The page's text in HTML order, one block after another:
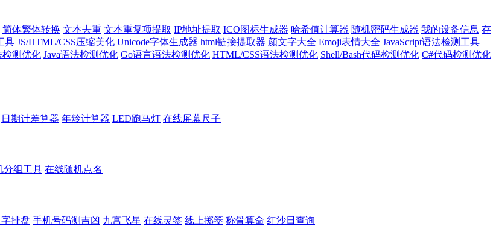
简体繁体转换 文本去重 文本重复项提取 IP地址提取 ICO图标生成器 哈希值计算器 随机密码生成器 我的设备信息 存
具 JS/HTML/CSS压缩美化 Unicode字体生成器 html链接提取器 颜文字大全 Emoji表情大全 JavaScript语法检测工具
检测优化 Java语法检测优化 Go语言语法检测优化 HTML/CSS语法检测优化 Shell/Bash代码检测优化 C#代码检测优化
日期计差算器 年龄计算器 LED跑马灯 在线屏幕尺子
分组工具 在线随机点名
字排盘 手机号码测吉凶 九宫飞星 在线灵签 线上掷筊 称骨算命 红沙日查询